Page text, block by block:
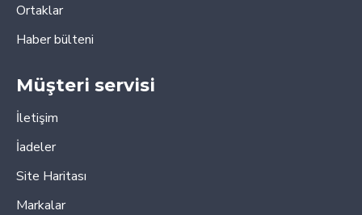
Ortaklar
Haber bülteni
Müşteri servisi
İletişim
İadeler
Site Haritası
Markalar